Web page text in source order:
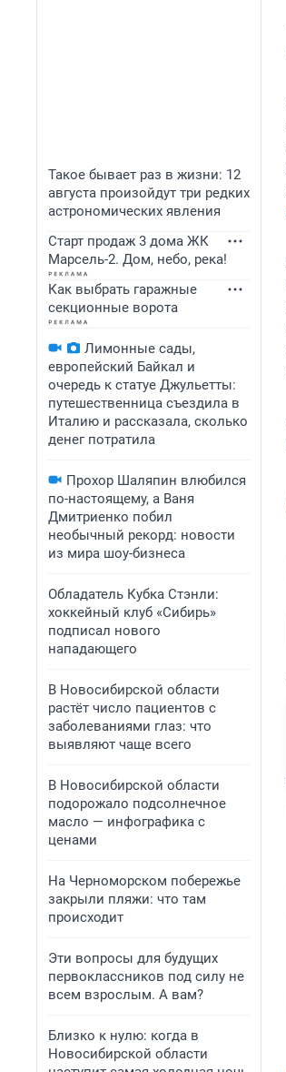
Такое бывает раз в жизни: 12
августа произойдут три редких
астрономических явления
Старт продаж 3 дома ЖК
Марсель-2. Дом, небо, река!
Как выбрать гаражные
секционные ворота
Лимонные сады,
европейский Байкал и
очередь к статуе Джульетты:
путешественница съездила в
Италию и рассказала, сколько
денег потратила
Прохор Шаляпин влюбился
по-настоящему, а Ваня
Дмитриенко побил
необычный рекорд: новости
из мира шоу-бизнеса
Обладатель Кубка Стэнли:
хоккейный клуб «Сибирь»
подписал нового
нападающего
В Новосибирской области
растёт число пациентов с
заболеваниями глаз: что
выявляют чаще всего
В Новосибирской области
подорожало подсолнечное
масло — инфографика с
ценами
На Черноморском побережье
закрыли пляжи: что там
происходит
Эти вопросы для будущих
первоклассников под силу не
всем взрослым. А вам?
Близко к нулю: когда в
Новосибирской области